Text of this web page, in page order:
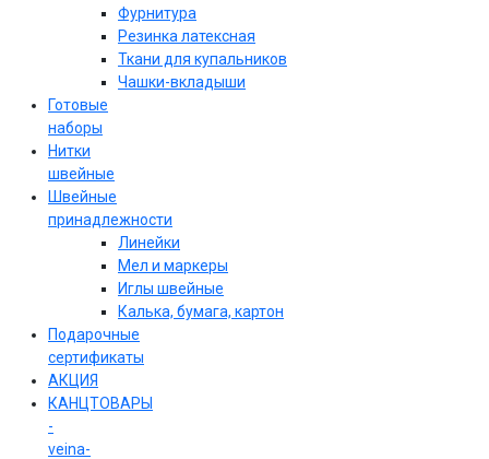
Фурнитура
Резинка латексная
Ткани для купальников
Чашки-вкладыши
Готовые
наборы
Нитки
швейные
Швейные
принадлежности
Линейки
Мел и маркеры
Иглы швейные
Калька, бумага, картон
Подарочные
сертификаты
АКЦИЯ
КАНЦТОВАРЫ
-
veina-